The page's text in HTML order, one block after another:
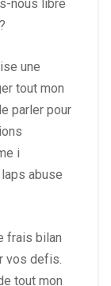
nous libre
une
tout mon
parler pour
i
abuse
frais bilan
vos defis.
tout mon